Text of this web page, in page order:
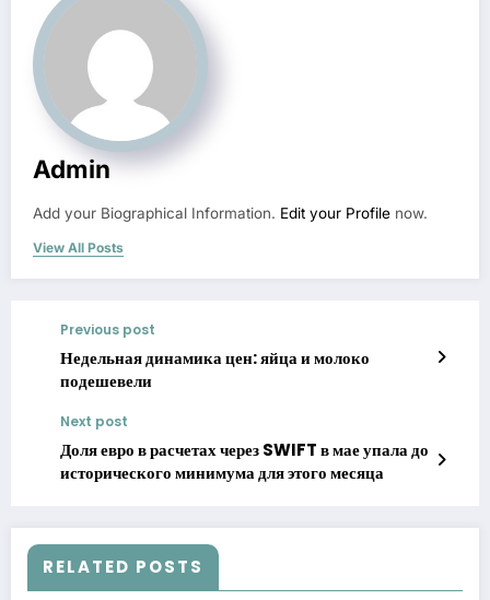
Admin
Add your Biographical Information. Edit your Profile now.
View All Posts
Previous post
Недельная динамика цен: яйца и молоко
подешевели
Next post
Доля евро в расчетах через SWIFT в мае упала до
исторического минимума для этого месяца
RELATED POSTS